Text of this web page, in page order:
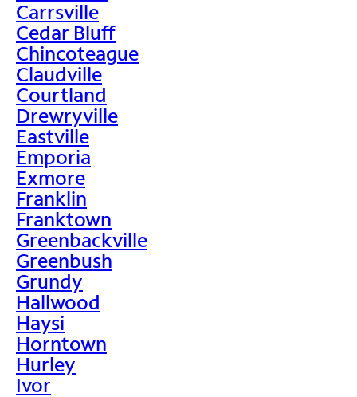
Carrsville
Cedar Bluff
Chincoteague
Claudville
Courtland
Drewryville
Eastville
Emporia
Exmore
Franklin
Franktown
Greenbackville
Greenbush
Grundy
Hallwood
Haysi
Horntown
Hurley
Ivor